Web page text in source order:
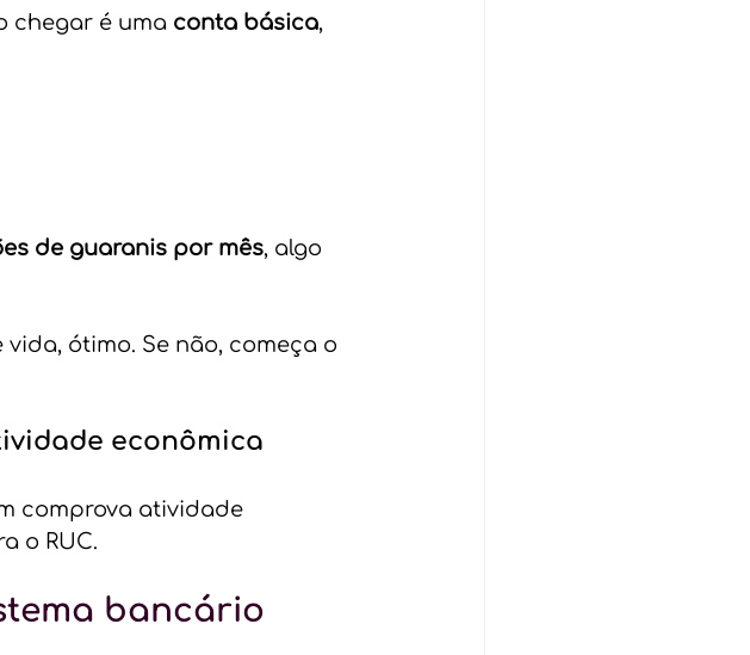
chegar é uma conta básica,
de guaranis por mês, algo
ótimo. Se não, começa o
econômica
comprova atividade
o RUC.
bancário